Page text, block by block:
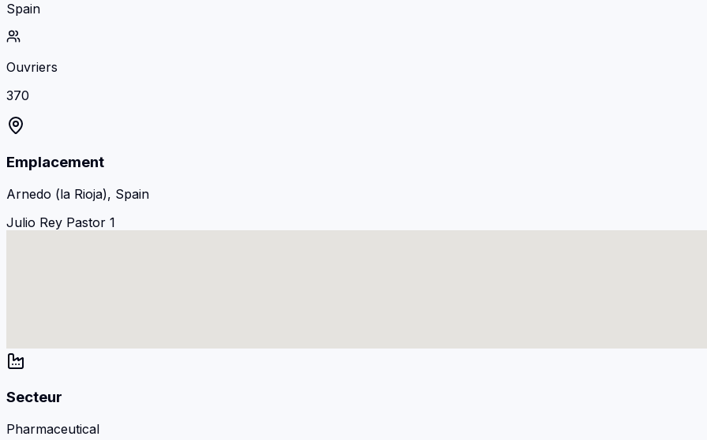
Spain
Ouvriers
370
Emplacement
Arnedo (la Rioja), Spain
Julio Rey Pastor 1
Secteur
Pharmaceutical